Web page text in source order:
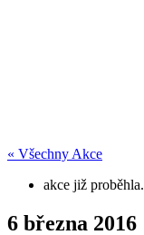
« Všechny Akce
akce již proběhla.
6 března 2016